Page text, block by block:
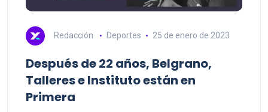
Redacción Deportes 25 de enero de 2023
Después de 22 años, Belgrano,
Talleres e Instituto están en
Primera